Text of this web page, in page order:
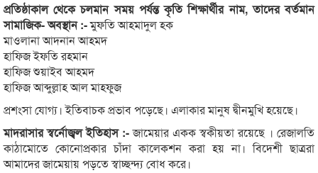
প্রতিষ্ঠাকাল থেকে চলমান সময় পর্যন্ত কৃতি শিক্ষার্থীর নাম, তাদের বর্তমান
সামাজিক- অবস্থান :-মুফতি আহমাদুল হক
মাওলানা আদনান আহমদ
হাফিজ ইফতি রহমান
হাফিজ শুয়াইব আহমদ
হাফিজ আব্দুল্লাহ আল মাহফুজ
প্রশংসা যোগ্য। ইতিবাচক প্রভাব পড়েছে। এলাকার মানুষ দ্বীনমুখি হয়েছে।
মাদরাসার স্বর্নোজ্বল ইতিহাস :-জামেয়ার একক স্বকীয়তা রয়েছে । রেজালতি
কাঠামোতে কোনোপ্রকার চাঁদা কালেকশন করা হয় না। বিদেশী ছাত্ররা
আমাদের জামেয়ায় পড়তে স্বাচ্ছন্দ্য বোধ করে।